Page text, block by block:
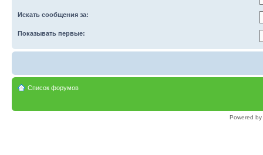
Искать сообщения за:
Показывать первые:
Список форумов
Powered by